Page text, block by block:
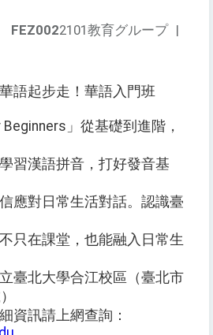
FEZ0022101教育グループ |
語起步走！華語入門班
」從基礎到進階，
習漢語拼音，打好發音基
應對日常生活對話。認識臺
只在課堂，也能融入日常生
臺北大學合江校區（臺北市
資訊請上網查詢：